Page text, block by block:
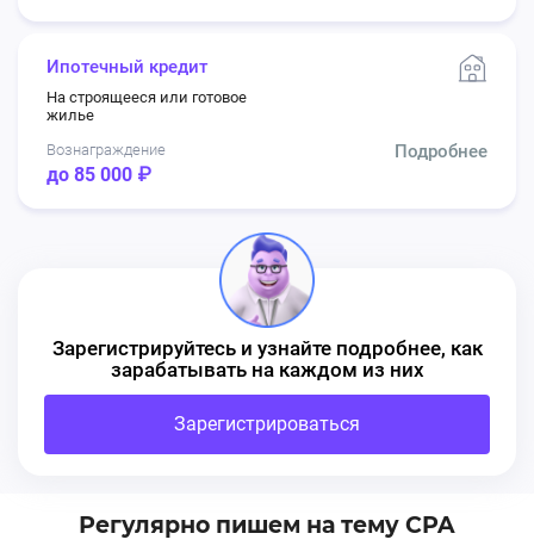
Ипотечный кредит
На строящееся или готовое
жилье
Вознаграждение
до 85 000 ₽
Подробнее
Зарегистрируйтесь и узнайте подробнее, как
зарабатывать на каждом из них
Зарегистрироваться
Регулярно пишем на тему CPA